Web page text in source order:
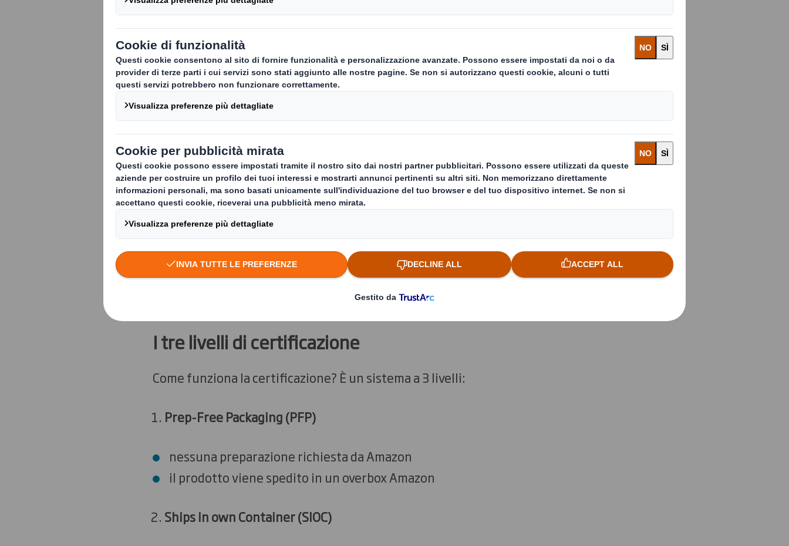
La vostra fonte per Frustration Free
Packaging
State gestendo un’e-business? Allora, probabilmente vorrete
raggiungere un largo pubblico. Vendendo i vostri prodotti su
Amazon per esempio. Il loro primo pensiero: rendere i loro – e i
vostri – clienti felici, naturalmente.
Se sarete conformi con i loro requisiti per il packaging, Amazon spingerà i vostri
prodotti in cima.
I tre livelli di certificazione
Come funziona la certificazione? È un sistema a 3 livelli:
Prep-Free Packaging (PFP)
nessuna preparazione richiesta da Amazon
il prodotto viene spedito in un overbox Amazon
Ships in own Container (SIOC)